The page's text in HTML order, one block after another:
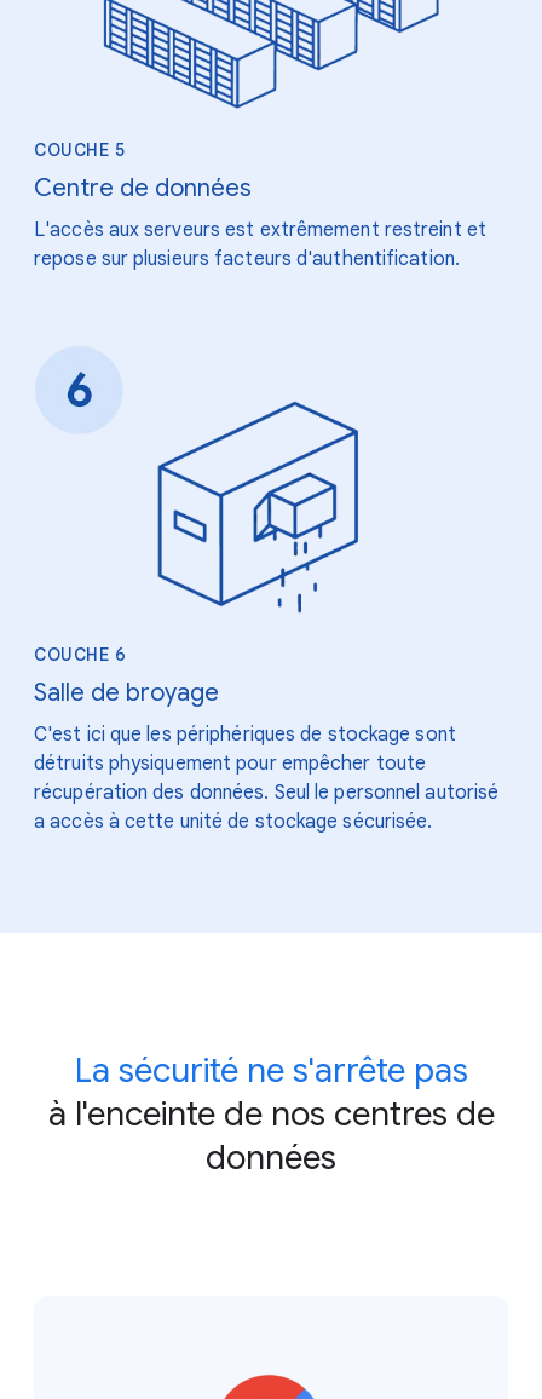
COUCHE 5
Centre de données
L'accès aux serveurs est extrêmement restreint et
repose sur plusieurs facteurs d'authentification.
COUCHE 6
Salle de broyage
C'est ici que les périphériques de stockage sont
détruits physiquement pour empêcher toute
récupération des données. Seul le personnel autorisé
a accès à cette unité de stockage sécurisée.
La sécurité ne s'arrête pas
à l'enceinte de nos centres de
données